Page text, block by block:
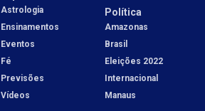
Astrologia
Ensinamentos
Eventos
Fé
Previsões
Vídeos
Política
Amazonas
Brasil
Eleições 2022
Internacional
Manaus